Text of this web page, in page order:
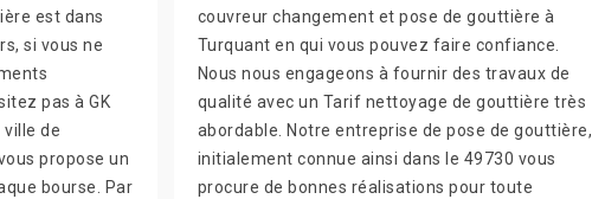
est dans
si vous ne
pas à GK
de
propose un
bourse. Par
couvreur changement et pose de gouttière à
Turquant en qui vous pouvez faire confiance.
Nous nous engageons à fournir des travaux de
qualité avec un Tarif nettoyage de gouttière très
abordable. Notre entreprise de pose de gouttière,
initialement connue ainsi dans le 49730 vous
procure de bonnes réalisations pour toute